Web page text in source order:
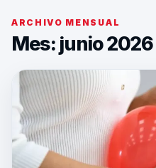
ARCHIVO MENSUAL
Mes: junio 2026